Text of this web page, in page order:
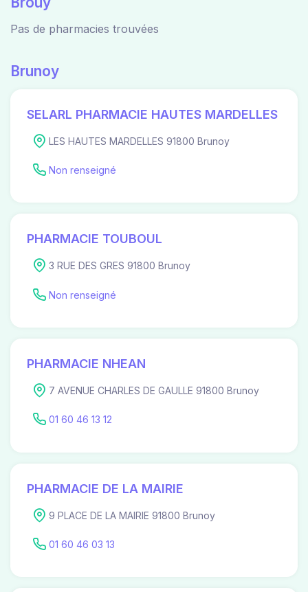
Pas de pharmacies trouvées
Brunoy
SELARL PHARMACIE HAUTES MARDELLES
LES HAUTES MARDELLES 91800 Brunoy
Non renseigné
PHARMACIE TOUBOUL
3 RUE DES GRES 91800 Brunoy
Non renseigné
PHARMACIE NHEAN
7 AVENUE CHARLES DE GAULLE 91800 Brunoy
01 60 46 13 12
PHARMACIE DE LA MAIRIE
9 PLACE DE LA MAIRIE 91800 Brunoy
01 60 46 03 13